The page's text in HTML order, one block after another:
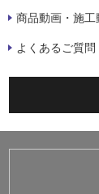
商品動画・施工
よくあるご質問